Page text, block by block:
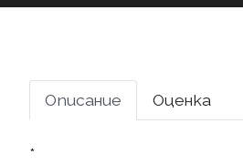
Описание Оценка
*